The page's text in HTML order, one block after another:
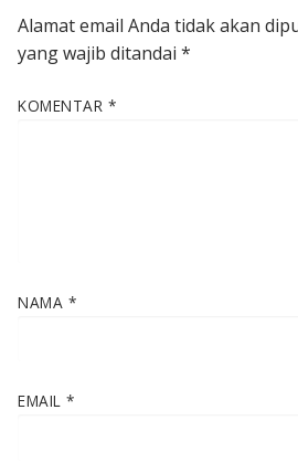
Alamat email Anda tidak akan
yang wajib ditandai *
KOMENTAR *
NAMA *
EMAIL *